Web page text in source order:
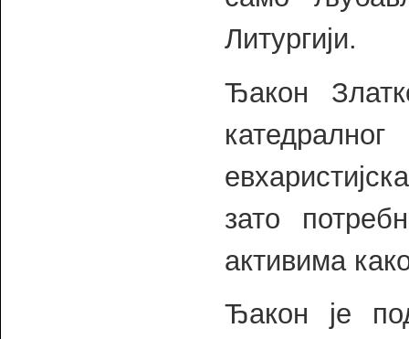
Литургији.
Ђакон
зато
активима
Ђакон је